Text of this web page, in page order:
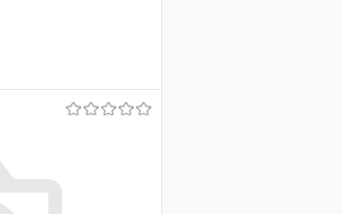
Сравнение